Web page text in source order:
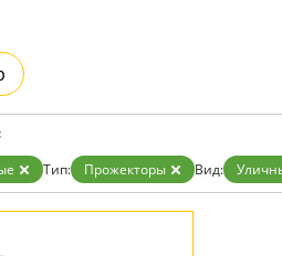
Тип: Прожекторы Вид: